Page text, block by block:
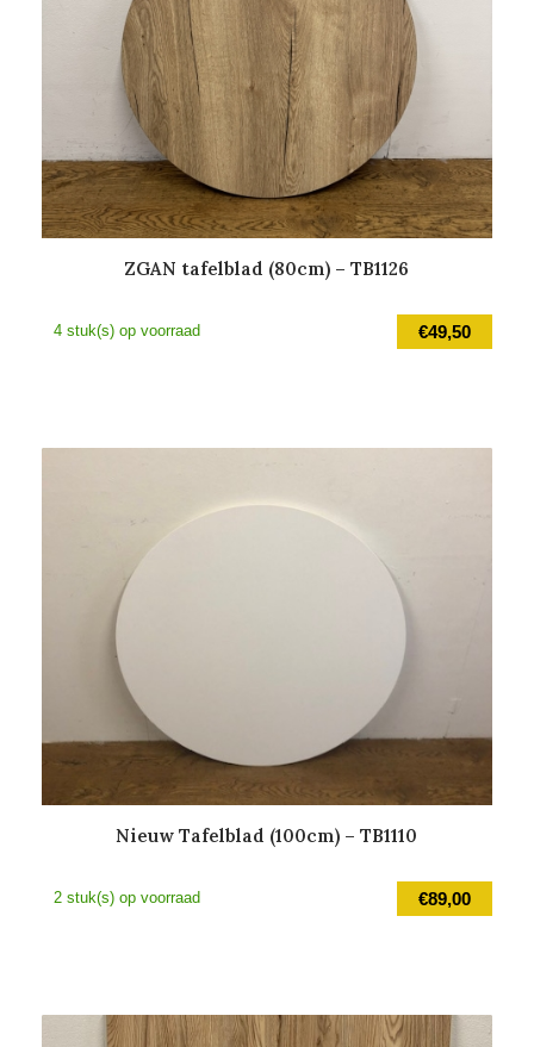
ZGAN tafelblad (80cm) – TB1126
€49,50
4 stuk(s) op voorraad
Nieuw Tafelblad (100cm) – TB1110
€89,00
2 stuk(s) op voorraad